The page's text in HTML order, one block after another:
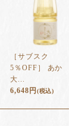
［サブスク
5％OFF］ あかし
大...
6,648円(税込)